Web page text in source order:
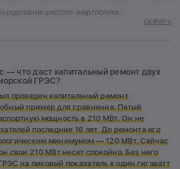
шестого энергоблока
Скачать
— что даст капитальный ремонт двух
ГРЭС?
проведен капитальный ремонт
пример для сравнения. Пятый
мощность в 210 МВт. Он не
последние 16 лет. До ремонта его
минимумом — 120 МВт. Сейчас
свои 210 МВт несет спокойно. Без него
на пиковый показатель в один гигаватт